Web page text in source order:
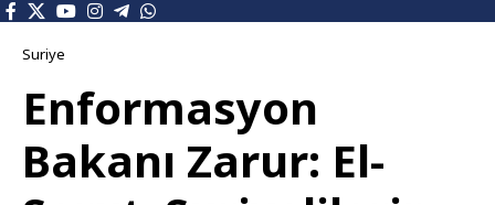
Suriye
Enformasyon
Bakanı Zarur: El-